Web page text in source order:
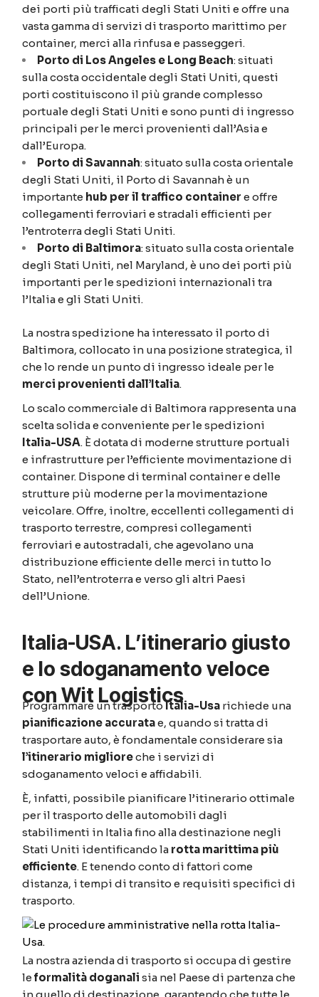
dei porti più trafficati degli Stati Uniti e offre una
vasta gamma di servizi di trasporto marittimo per
container, merci alla rinfusa e passeggeri.
Porto di Los Angeles e Long Beach: situati
sulla costa occidentale degli Stati Uniti, questi
porti costituiscono il più grande complesso
portuale degli Stati Uniti e sono punti di ingresso
principali per le merci provenienti dall’Asia e
dall’Europa.
Porto di Savannah: situato sulla costa orientale
degli Stati Uniti, il Porto di Savannah è un
importante hub per il traffico container e offre
collegamenti ferroviari e stradali efficienti per
l’entroterra degli Stati Uniti.
Porto di Baltimora: situato sulla costa orientale
degli Stati Uniti, nel Maryland, è uno dei porti più
importanti per le spedizioni internazionali tra
l’Italia e gli Stati Uniti.
La nostra spedizione ha interessato il porto di
Baltimora, collocato in una posizione strategica, il
che lo rende un punto di ingresso ideale per le
merci provenienti dall’Italia.
Lo scalo commerciale di Baltimora rappresenta una
scelta solida e conveniente per le spedizioni
Italia-USA. È dotata di moderne strutture portuali
e infrastrutture per l’efficiente movimentazione di
container. Dispone di terminal container e delle
strutture più moderne per la movimentazione
veicolare. Offre, inoltre, eccellenti collegamenti di
trasporto terrestre, compresi collegamenti
ferroviari e autostradali, che agevolano una
distribuzione efficiente delle merci in tutto lo
Stato, nell’entroterra e verso gli altri Paesi
dell’Unione.
Italia-USA. L’itinerario giusto
e lo sdoganamento veloce
con Wit Logistics
Programmare un trasportoItalia-Usa richiede una
pianificazione accuratae, quando si tratta di
trasportare auto, è fondamentale considerare sia
l’itinerario miglioreche i servizi di
sdoganamento veloci e affidabili.
È, infatti, possibile pianificare l’itinerario ottimale
per il trasporto delle automobili dagli
stabilimenti in Italia fino alla destinazione negli
Stati Uniti identificando la rotta marittima più
efficiente. E tenendo conto di fattori come
distanza, i tempi di transito e requisiti specifici di
trasporto.
La nostra azienda di trasporto si occupa di gestire
leformalità doganali sia nel Paese di partenza che